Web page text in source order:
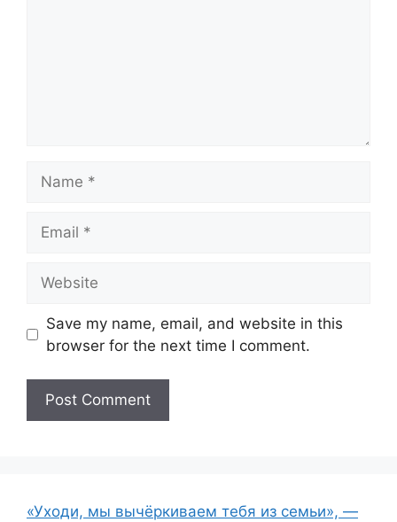
Save my name, email, and website in this
browser for the next time I comment.
«Уходи, мы вычёркиваем тебя из семьи», —